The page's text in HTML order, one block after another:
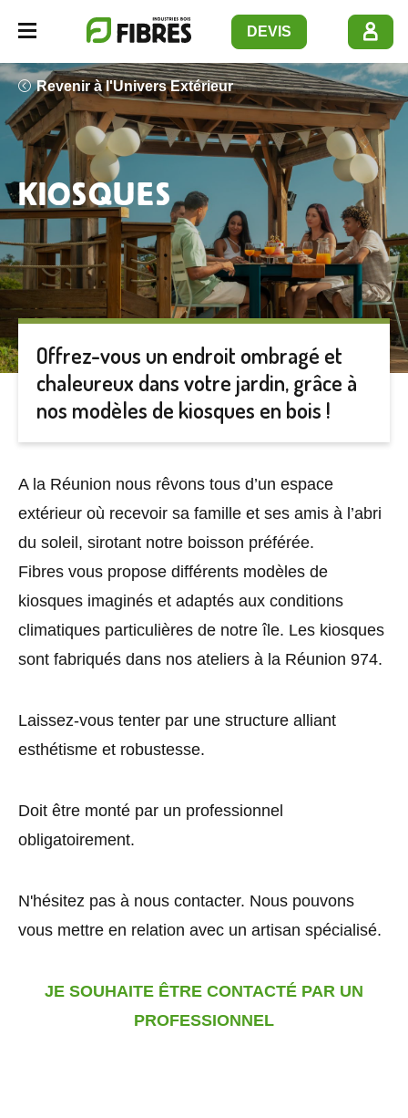
Navbar opener DEVIS
Revenir à l'Univers Extérieur
KIOSQUES
Offrez-vous un endroit ombragé et
chaleureux dans votre jardin, grâce à
nos modèles de kiosques en bois !
A la Réunion nous rêvons tous d’un espace
extérieur où recevoir sa famille et ses amis à l’abri
du soleil, sirotant notre boisson préférée.
Fibres vous propose différents modèles de
kiosques imaginés et adaptés aux conditions
climatiques particulières de notre île. Les kiosques
sont fabriqués dans nos ateliers à la Réunion 974.
Laissez-vous tenter par une structure alliant
esthétisme et robustesse.
Doit être monté par un professionnel
obligatoirement.
N'hésitez pas à nous contacter. Nous pouvons
vous mettre en relation avec un artisan spécialisé.
JE SOUHAITE ÊTRE CONTACTÉ PAR UN
PROFESSIONNEL
Panneau de gestion des cookies